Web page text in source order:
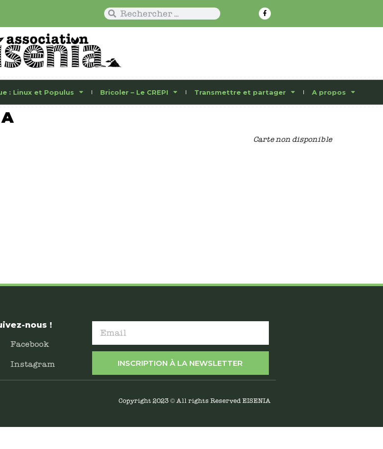
: Linux et Populus Bricoler – Le CREPI Transmettre et partager A propos
Carte non disponible
nous !
Facebook
Instagram INSCRIPTION À LA NEWSLETTER
Copyright 2023 © All rights Reserved EISENIA